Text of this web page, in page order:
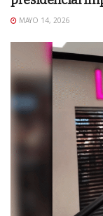
MAYO 14, 2026